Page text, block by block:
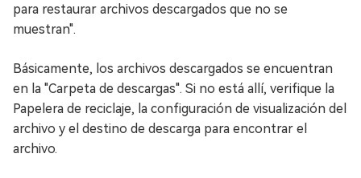
para restaurar archivos descargados que no se
muestran".
Básicamente, los archivos descargados se encuentran
en la "Carpeta de descargas". Si no está allí, verifique la
Papelera de reciclaje, la configuración de visualización del
archivo y el destino de descarga para encontrar el
archivo.